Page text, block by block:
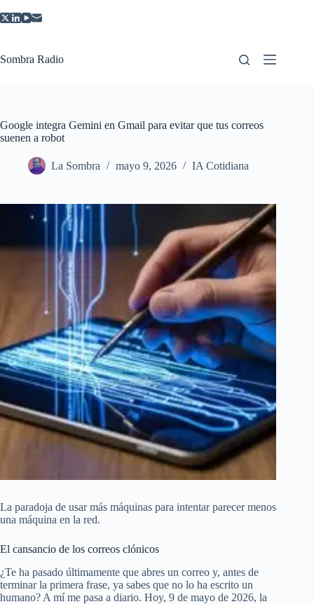
al
Sombra Radio
Google integra Gemini en Gmail para evitar que tus correos
suenen a robot
La Sombra mayo 9, 2026 IA Cotidiana
La paradoja de usar más máquinas para intentar parecer menos
una máquina en la red.
El cansancio de los correos clónicos
¿Te ha pasado últimamente que abres un correo y, antes de
terminar la primera frase, ya sabes que no lo ha escrito un
humano? A mí me pasa a diario. Hoy, 9 de mayo de 2026, la